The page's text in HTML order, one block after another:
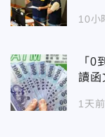
10小
「0
讀函
1天前